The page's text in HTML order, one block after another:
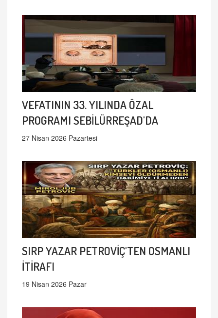
VEFATININ 33. YILINDA ÖZAL
PROGRAMI SEBİLÜRREŞAD'DA
27 Nisan 2026 Pazartesi
SIRP YAZAR PETROVİÇ'TEN OSMANLI
İTİRAFI
19 Nisan 2026 Pazar